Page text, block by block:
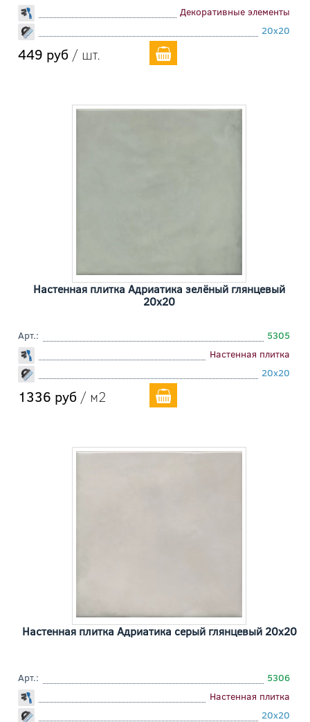
Декоративные элементы
20x20
449 руб / шт.
Настенная плитка Адриатика зелёный глянцевый
20x20
Арт.:
5305
Настенная плитка
20x20
1336 руб / м2
Настенная плитка Адриатика серый глянцевый 20x20
Арт.:
5306
Настенная плитка
20x20